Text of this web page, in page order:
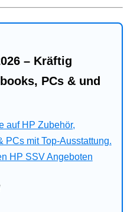
– Kräftig
PCs & und
auf HP Zubehör,
PCs mit Top-Ausstattung.
HP SSV Angeboten